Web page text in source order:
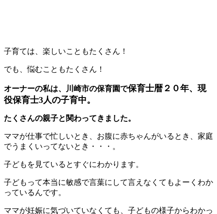
子育ては、楽しいこともたくさん！
でも、悩むこともたくさん！
オーナーの私は、川崎市の保育園で保育士暦２０年、現
役保育士3人の子育中。
たくさんの親子と関わってきました。
ママが仕事で忙しいとき、お腹に赤ちゃんがいるとき、家庭
でうまくいってないとき・・・。
子どもを見ているとすぐにわかります。
子どもって本当に敏感で言葉にして言えなくてもよーくわか
っているんです。
ママが妊娠に気づいていなくても、子どもの様子からわかっ